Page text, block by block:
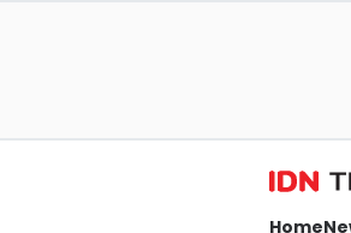
Home